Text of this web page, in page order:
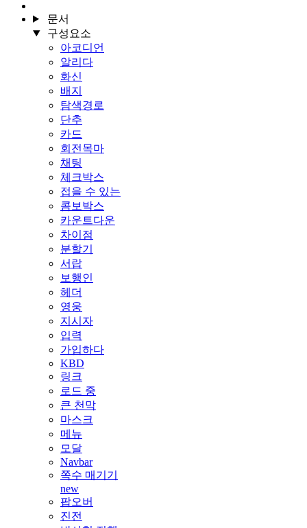
문서
구성요소
아코디언
알리다
화신
배지
탐색경로
단추
카드
회전목마
채팅
체크박스
접을 수 있는
콤보박스
카운트다운
차이점
분할기
서랍
보행인
헤더
영웅
지시자
입력
가입하다
KBD
링크
로드 중
큰 천막
마스크
메뉴
모달
Navbar
쪽수 매기기
new
팝오버
진전